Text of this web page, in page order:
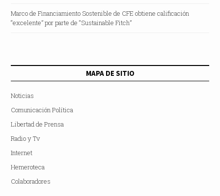
Marco de Financiamiento Sostenible de CFE obtiene calificación
“excelente” por parte de “Sustainable Fitch”
MAPA DE SITIO
Noticias
Comunicación Política
Libertad de Prensa
Radio y Tv
Internet
Hemeroteca
Colaboradores